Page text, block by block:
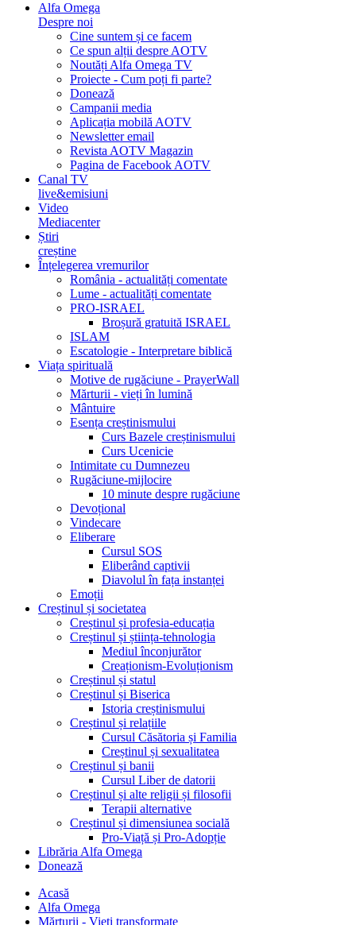
Alfa Omega
Despre noi
Cine suntem și ce facem
Ce spun alții despre AOTV
Noutăți Alfa Omega TV
Proiecte - Cum poți fi parte?
Donează
Campanii media
Aplicația mobilă AOTV
Newsletter email
Revista AOTV Magazin
Pagina de Facebook AOTV
Canal TV
live&emisiuni
Video
Mediacenter
Știri
creștine
Înțelegerea vremurilor
România - actualități comentate
Lume - actualități comentate
PRO-ISRAEL
Broșură gratuită ISRAEL
ISLAM
Escatologie - Interpretare biblică
Viața spirituală
Motive de rugăciune - PrayerWall
Mărturii - vieți în lumină
Mântuire
Esența creștinismului
Curs Bazele creștinismului
Curs Ucenicie
Intimitate cu Dumnezeu
Rugăciune-mijlocire
10 minute despre rugăciune
Devoțional
Vindecare
Eliberare
Cursul SOS
Eliberând captivii
Diavolul în fața instanței
Emoții
Creștinul și societatea
Creștinul și profesia-educația
Creștinul și știința-tehnologia
Mediul înconjurător
Creaționism-Evoluționism
Creștinul și statul
Creștinul și Biserica
Istoria creștinismului
Creștinul și relațiile
Cursul Căsătoria și Familia
Creștinul și sexualitatea
Creștinul și banii
Cursul Liber de datorii
Creștinul și alte religii și filosofii
Terapii alternative
Creștinul și dimensiunea socială
Pro-Viață și Pro-Adopție
Librăria Alfa Omega
Donează
Acasă
Alfa Omega
Mărturii - Vieți transformate